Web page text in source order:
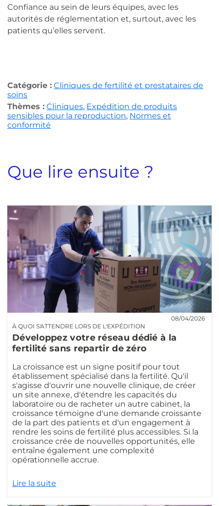
Confiance au sein de leurs équipes, avec les
autorités de réglementation et, surtout, avec les
patients qu’elles servent.
Catégorie : Cliniques de fertilité et prestataires de
soins
Thèmes : Cliniques, Expédition de produits
sensibles pour la reproduction, Normes et
conformité
Que lire ensuite ?
À QUOI S'ATTENDRE LORS DE L'EXPÉDITION
08/04/2026
Développez votre réseau dédié à la
fertilité sans repartir de zéro
La croissance est un signe positif pour tout
établissement spécialisé dans la fertilité. Qu'il
s'agisse d'ouvrir une nouvelle clinique, de créer
un site annexe, d'étendre les capacités du
laboratoire ou de racheter un autre cabinet, la
croissance témoigne d'une demande croissante
de la part des patients et d'un engagement à
rendre les soins de fertilité plus accessibles. Si la
croissance crée de nouvelles opportunités, elle
entraîne également une complexité
opérationnelle accrue.
Lire la suite